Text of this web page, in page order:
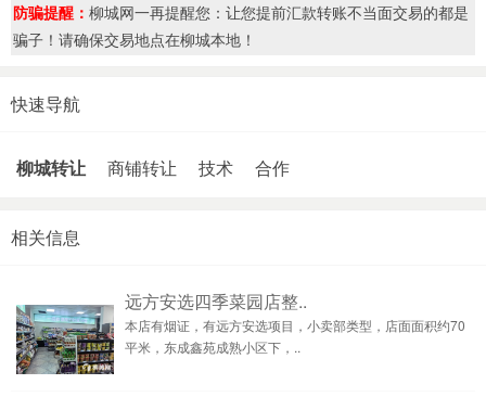
防骗提醒： 柳城网一再提醒您：让您提前汇款转账不当面交易的都是
骗子！请确保交易地点在柳城本地！
快速导航
柳城转让 商铺转让 技术 合作
相关信息
远方安选四季菜园店整..
本店有烟证，有远方安选项目，小卖部类型，店面面积约70
平米，东成鑫苑成熟小区下，..